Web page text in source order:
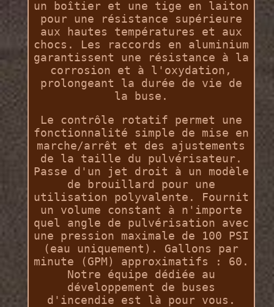
un boîtier et une tige en laiton
pour une résistance supérieure
aux hautes températures et aux
chocs. Les raccords en aluminium
garantissent une résistance à la
corrosion et à l'oxydation,
prolongeant la durée de vie de
la buse.
Le contrôle rotatif permet une
fonctionnalité simple de mise en
marche/arrêt et des ajustements
de la taille du pulvérisateur.
Passe d'un jet droit à un modèle
de brouillard pour une
utilisation polyvalente. Fournit
un volume constant à n'importe
quel angle de pulvérisation avec
une pression maximale de 100 PSI
(eau uniquement). Gallons par
minute (GPM) approximatifs : 60.
Notre équipe dédiée au
développement de buses
d'incendie est là pour vous.